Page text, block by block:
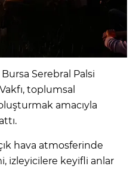
Serebral Palsi
toplumsal
amacıyla
hava atmosferinde
izleyicilere keyifli anlar